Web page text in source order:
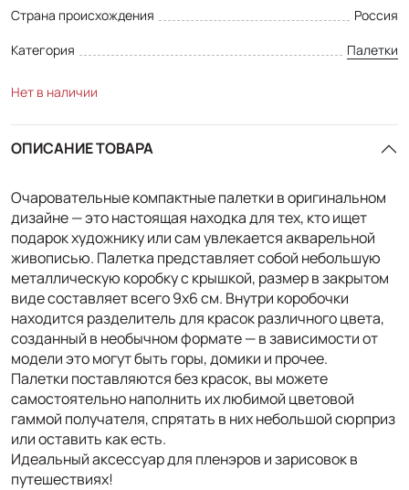
Страна происхождения
Россия
Категория
Палетки
Нет в наличии
ОПИСАНИЕ ТОВАРА
Очаровательные компактные палетки в оригинальном
дизайне — это настоящая находка для тех, кто ищет
подарок художнику или сам увлекается акварельной
живописью. Палетка представляет собой небольшую
металлическую коробку с крышкой, размер в закрытом
виде составляет всего 9х6 см. Внутри коробочки
находится разделитель для красок различного цвета,
созданный в необычном формате — в зависимости от
модели это могут быть горы, домики и прочее.
Палетки поставляются без красок, вы можете
самостоятельно наполнить их любимой цветовой
гаммой получателя, спрятать в них небольшой сюрприз
или оставить как есть.
Идеальный аксессуар для пленэров и зарисовок в
путешествиях!